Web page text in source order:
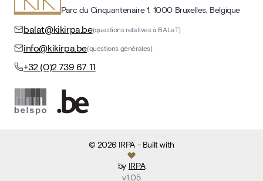
Parc du Cinquantenaire 1, 1000 Bruxelles, Belgique
balat@kikirpa.be(questions relatives à BALaT)
info@kikirpa.be(questions générales)
+32 (0)2 739 67 11
©2026 IRPA- Built with
by IRPA
v1.05